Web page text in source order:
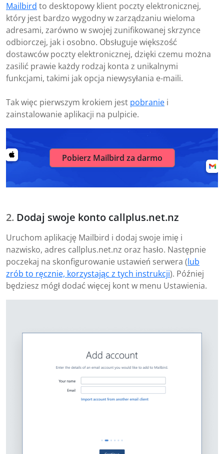
Mailbird to desktopowy klient poczty elektronicznej,
który jest bardzo wygodny w zarządzaniu wieloma
adresami, zarówno w swojej zunifikowanej skrzynce
odbiorczej, jak i osobno. Obsługuje większość
dostawców poczty elektronicznej, dzięki czemu można
zasilić prawie każdy rodzaj konta z unikalnymi
funkcjami, takimi jak opcja niewysyłania e-maili.
Tak więc pierwszym krokiem jest pobranie i
zainstalowanie aplikacji na pulpicie.
Pobierz Mailbird za darmo
Dodaj swoje konto callplus.net.nz
Uruchom aplikację Mailbird i dodaj swoje imię i
nazwisko, adres callplus.net.nz oraz hasło. Następnie
poczekaj na skonfigurowanie ustawień serwera (lub
zrób to ręcznie, korzystając z tych instrukcji). Później
będziesz mógł dodać więcej kont w menu Ustawienia.